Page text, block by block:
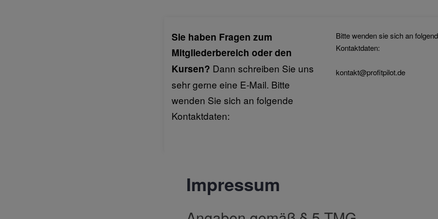
Sie haben Fragen zum
Mitgliederbereich oder den
Kursen? Dann schreiben Sie uns
sehr gerne eine E-Mail. Bitte
wenden Sie sich an folgende
Kontaktdaten:
Bitte wenden sie sich an
Kontaktdaten:
kontakt@profitpilot.de
Impressum